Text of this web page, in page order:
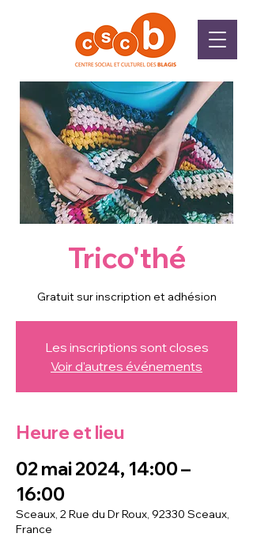
Trico'thé
Gratuit sur inscription et adhésion
Les inscriptions sont closes
Voir d'autres événements
Heure et lieu
02 mai 2024, 14:00 –
16:00
Sceaux, 2 Rue du Dr Roux, 92330 Sceaux,
France